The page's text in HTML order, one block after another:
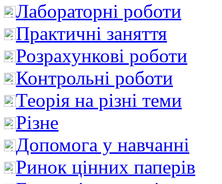
Лабораторні роботи
Практичні заняття
Розрахункові роботи
Контрольні роботи
Теорія на різні теми
Різне
Допомога у навчанні
Ринок цінних паперів